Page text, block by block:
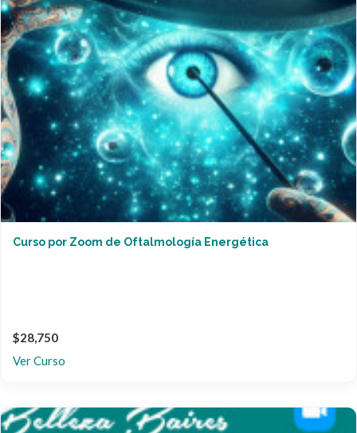
Curso por Zoom de Oftalmología Energética
$28,750
Ver Curso